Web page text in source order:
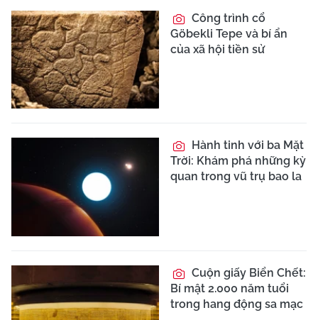
Công trình cổ
Göbekli Tepe và bí ẩn
của xã hội tiền sử
Hành tinh với ba Mặt
Trời: Khám phá những kỳ
quan trong vũ trụ bao la
Cuộn giấy Biển Chết:
Bí mật 2.000 năm tuổi
trong hang động sa mạc